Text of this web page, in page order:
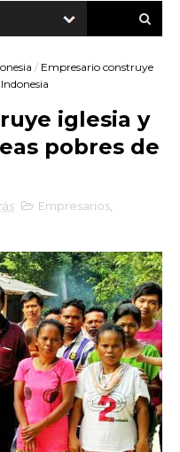
/ Empresario construye
iglesia y
pobres de
Empresarios